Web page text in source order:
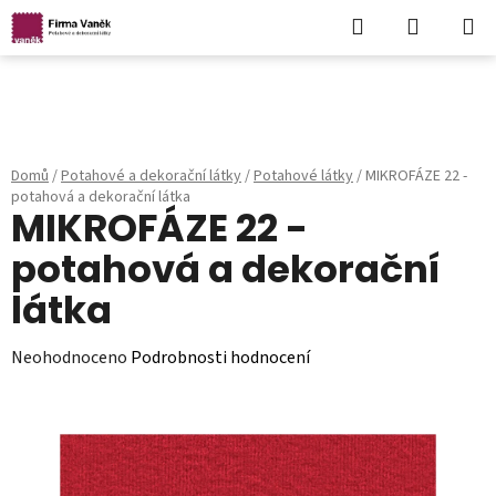
Hledat
KOŠÍK
Domů/Potahové a dekorační látky/Potahové látky/MIKROFÁZE 22 -
potahová a dekorační látka
MIKROFÁZE 22 -
potahová a dekorační
látka
Průměrné
Neohodnoceno Podrobnosti hodnocení